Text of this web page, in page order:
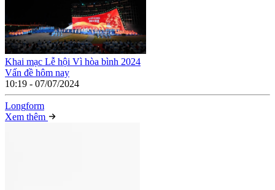
Khai mạc Lễ hội Vì hòa bình 2024
Vấn đề hôm nay
10:19 - 07/07/2024
Longform
Xem thêm